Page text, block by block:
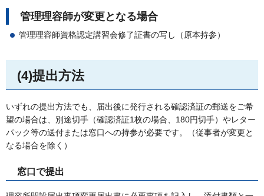
管理理容師が変更となる場合
管理理容師資格認定講習会修了証書の写し（原本持参）
(4)提出方法
いずれの提出方法でも、届出後に発行される確認済証の郵送をご希
望の場合は、別途切手（確認済証1枚の場合、180円切手）やレター
パック等の送付または窓口への持参が必要です。（従事者が変更と
なる場合を除く）
窓口で提出